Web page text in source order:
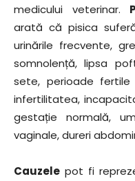
medicului veterinar.
arată că pisica
urinările frecvente,
somnolență, lipsa
sete, perioade fertile
infertilitatea,
gestație normală,
vaginale, dureri
Cauzele pot fi